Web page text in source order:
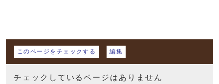
マイページ
このページをチェックする 編集
チェックしているページはありません